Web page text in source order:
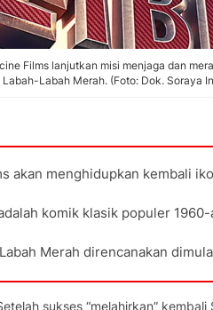
Films lanjutkan misi menjaga dan
Labah Merah. (Foto: Dok. Soraya
akan menghidupkan kembali
komik klasik populer 1960-
Merah direncanakan
sukses “melahirkan”